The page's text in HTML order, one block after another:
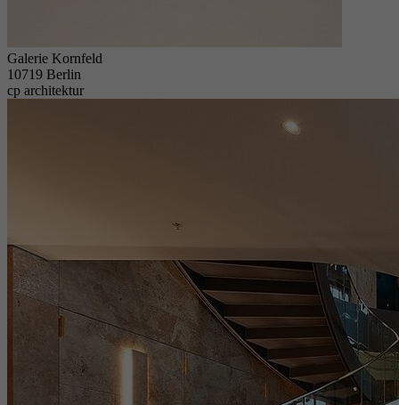
Galerie Kornfeld
10719 Berlin
cp architektur